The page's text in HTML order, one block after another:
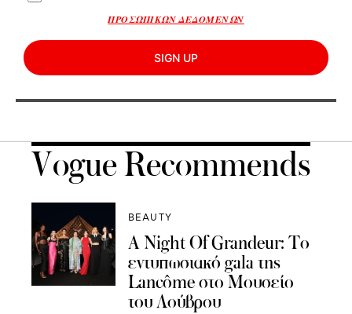
ΠΡΟΣΩΠΙΚΩΝ ΔΕΔΟΜΕΝΩΝ
SIGN UP
Vogue Recommends
BEAUTY
A Night Of Grandeur: Το
εντυπωσιακό gala της
Lancôme στο Μουσείο
του Λούβρου